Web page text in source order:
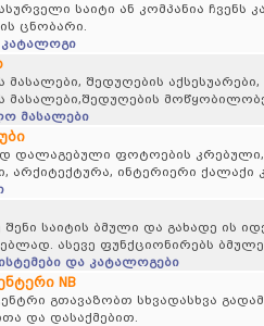
საიტი ან კომპანია
ცნობარი.
კატალოგი
მასალები, შედუღების
მასალები,შედუღების
მასალები
დალაგებული ფოტოების კრებული,
არქიტექტურა, ინტერიერი ქალაქი
შენი საიტის ბმული და გახადე ის
ასევე ფუნქციონირებს
და კატალოგები
NB
გთავაზობთ სხვადასხვა
და დასაქმებით.